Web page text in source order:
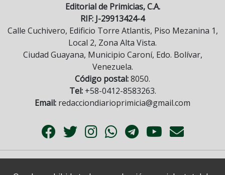
Editorial de Primicias, C.A.
RIF: J-29913424-4
Calle Cuchivero, Edificio Torre Atlantis, Piso Mezanina 1,
Local 2, Zona Alta Vista.
Ciudad Guayana, Municipio Caroní, Edo. Bolívar,
Venezuela.
Código postal:8050.
Tel:+58-0412-8583263.
Email: redacciondiarioprimicia@gmail.com